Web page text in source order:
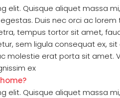
elit. Quisque aliquet massa
Duis nec orci ac lorem
tempus tortor sit amet,
sem ligula consequat ex,
molestie erat porta sit
ex
elit. Quisque aliquet massa